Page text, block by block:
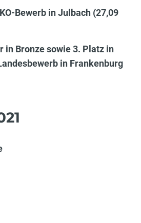
Bewerb in Julbach (27,09
in Bronze sowie 3. Platz in
in Frankenburg